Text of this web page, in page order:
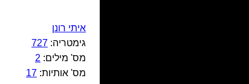
איתי רונן
גימטריה: 727
מס' מילים: 2
מס' אותיות: 17